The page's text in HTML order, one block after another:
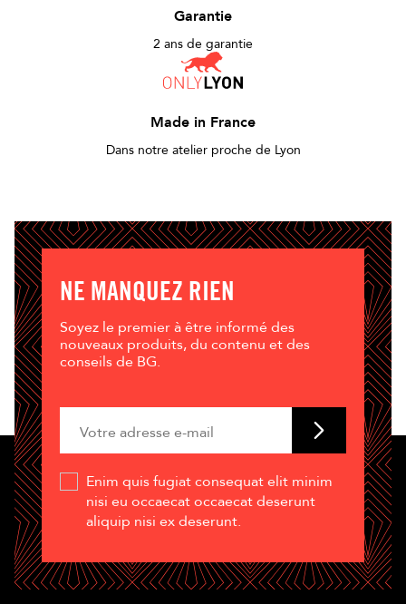
Garantie
2 ans de garantie
Made in France
Dans notre atelier proche de Lyon
NE MANQUEZ RIEN
Soyez le premier à être informé des
nouveaux produits, du contenu et des
conseils de BG.
Enim quis fugiat consequat elit minim
nisi eu occaecat occaecat deserunt
aliquip nisi ex deserunt.